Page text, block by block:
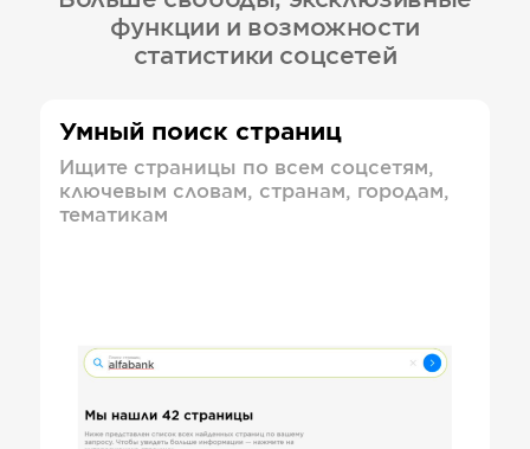
функции и возможности
статистики соцсетей
Умный поиск страниц
Ищите страницы по всем соцсетям,
ключевым словам, странам, городам,
тематикам